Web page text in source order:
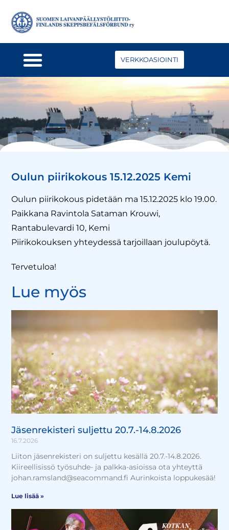
VERKKOASIOINTI
Oulun piirikokous 15.12.2025 Kemi
Oulun piirikokous pidetään ma 15.12.2025 klo 19.00.
Paikkana Ravintola Sataman Krouwi,
Rantabulevardi 10, Kemi
Piirikokouksen yhteydessä tarjoillaan joulupöytä.
Tervetuloa!
Lue myös
Jäsenrekisteri suljettu 20.7.-14.8.2026
16.7.2026
Liiton jäsenrekisteri on suljettu kesällä 20.7.-14.8.2026.
Kiireellisissö työsuhde- ja palkka-asioissa ota yhteyttä
johan.ramsland@seacommand.fi Aurinkoista loppukesää!
Lue lisää »